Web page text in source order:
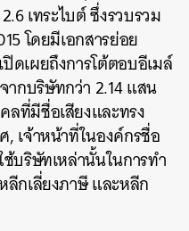
เทระไบต์ ซึ่งรวบรวม
โดยมีเอกสารย่อย
ดเผยถึงการโต้ตอบอีเมล์
กบริษัทกว่า 2.14 แสน
ที่มีชื่อเสียงและทรง
เจ้าหน้าที่ในองค์กรชื่อ
บริษัทเหล่านั้นในการทำ
ลีกเลี่ยงภาษี และหลีก